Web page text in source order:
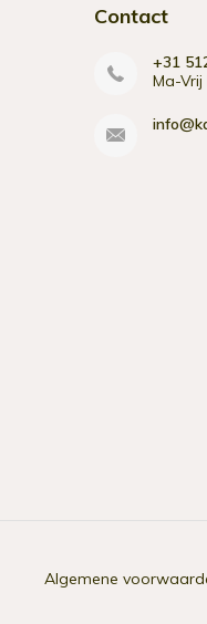
Contact
+31
Ma-
Algemene